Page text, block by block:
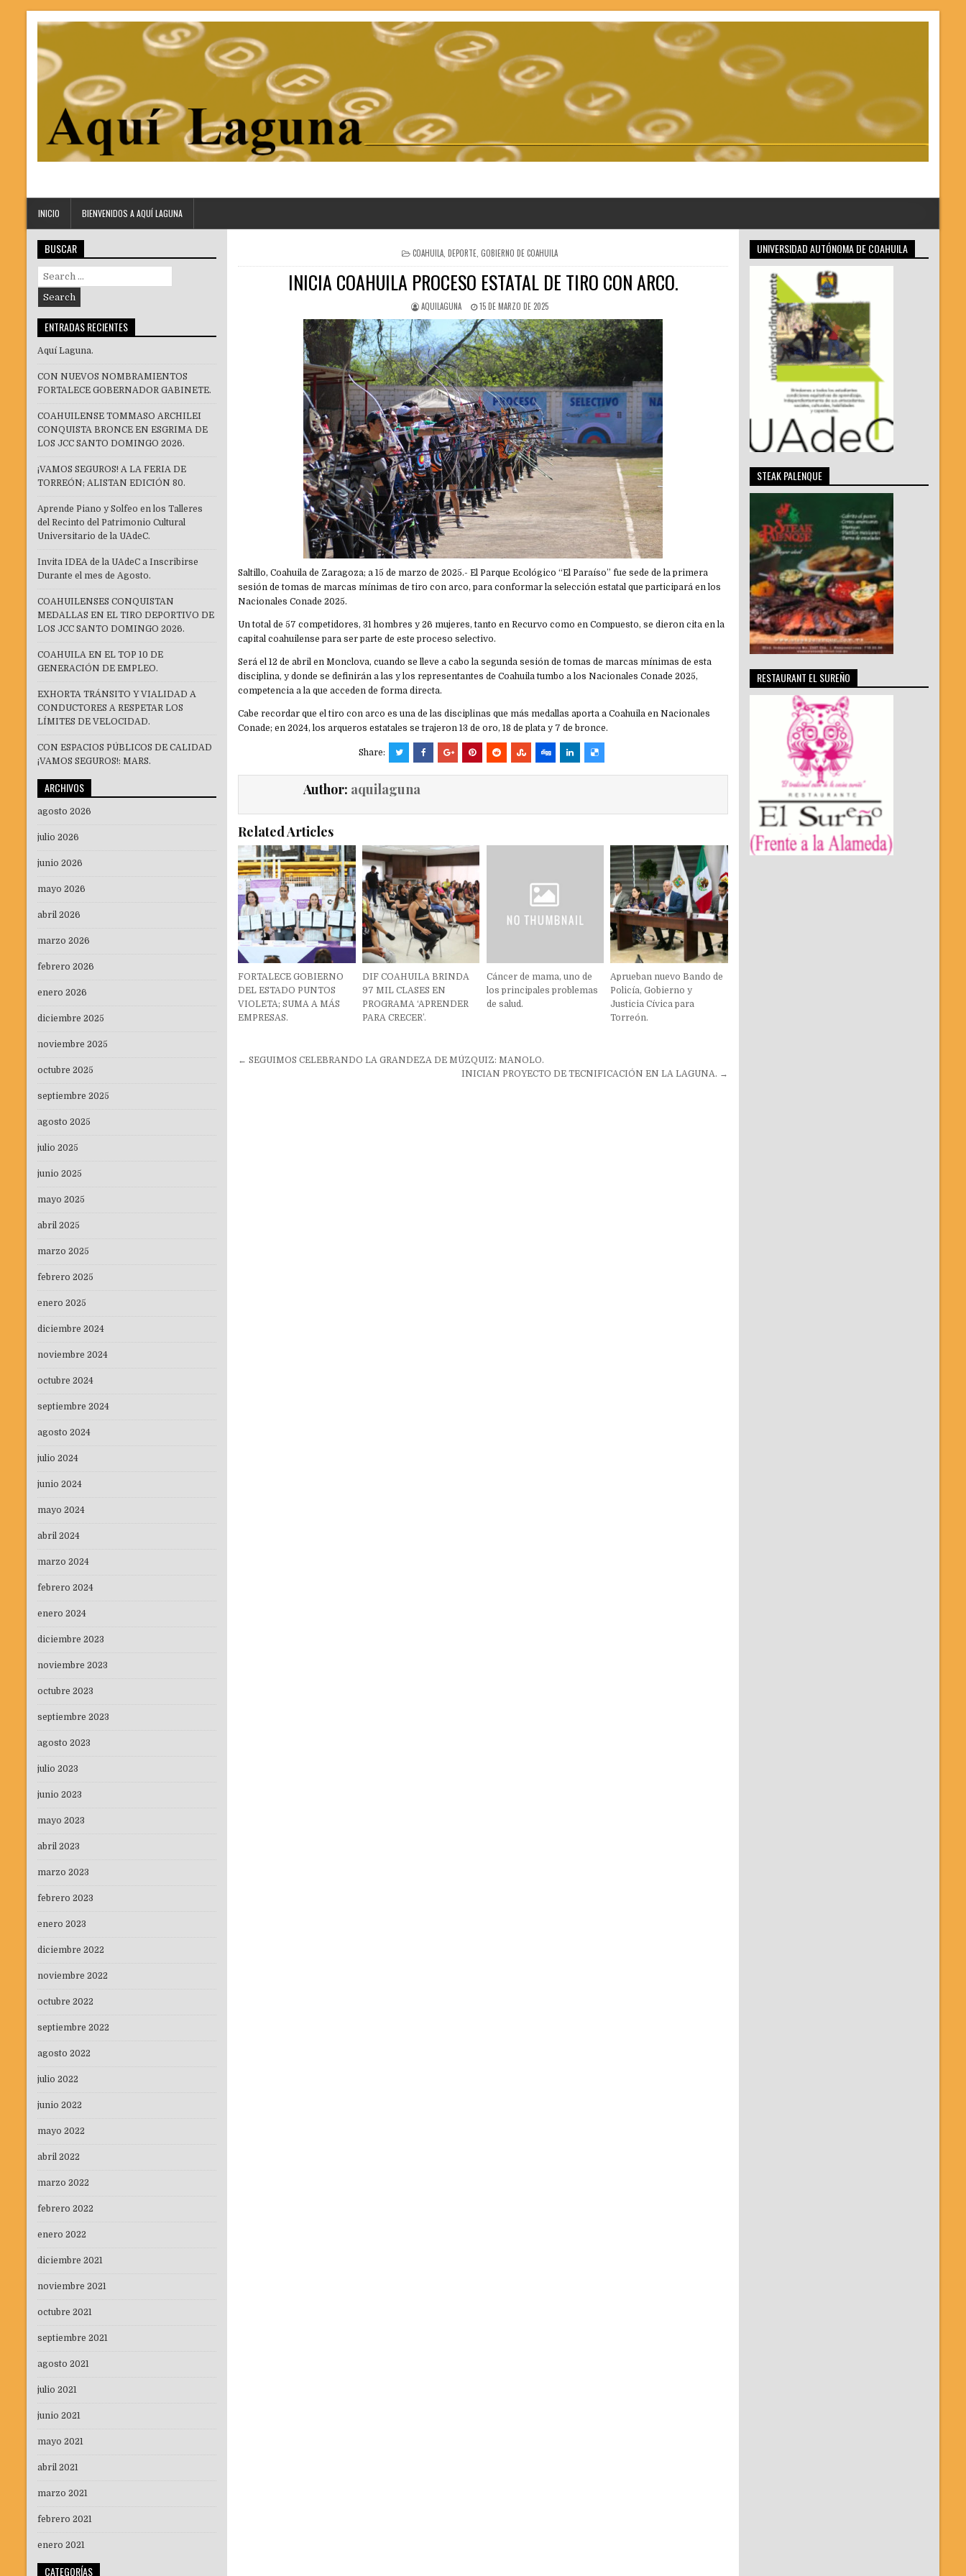
INICIO BIENVENIDOS A AQUÍ LAGUNA
POSTED
IN
COAHUILA, DEPORTE, GOBIERNO DE COAHUILA
INICIA COAHUILA PROCESO ESTATAL DE TIRO CON ARCO.
AQUILAGUNA 15 DE MARZO DE 2025
Saltillo, Coahuila de Zaragoza; a 15 de marzo de 2025.- El Parque Ecológico “El Paraíso” fue sede de la primera
sesión de tomas de marcas mínimas de tiro con arco, para conformar la selección estatal que participará en los
Nacionales Conade 2025.
Un total de 57 competidores, 31 hombres y 26 mujeres, tanto en Recurvo como en Compuesto, se dieron cita en la
capital coahuilense para ser parte de este proceso selectivo.
Será el 12 de abril en Monclova, cuando se lleve a cabo la segunda sesión de tomas de marcas mínimas de esta
disciplina, y donde se definirán a las y los representantes de Coahuila tumbo a los Nacionales Conade 2025,
competencia a la que acceden de forma directa.
Cabe recordar que el tiro con arco es una de las disciplinas que más medallas aporta a Coahuila en Nacionales
Conade; en 2024, los arqueros estatales se trajeron 13 de oro, 18 de plata y 7 de bronce.
Share:
Author: aquilaguna
Related Articles
FORTALECE GOBIERNO
DEL ESTADO PUNTOS
VIOLETA; SUMA A MÁS
EMPRESAS.
DIF COAHUILA BRINDA
97 MIL CLASES EN
PROGRAMA ‘APRENDER
PARA CRECER’.
Cáncer de mama, uno de
los principales problemas
de salud.
Aprueban nuevo Bando de
Policía, Gobierno y
Justicia Cívica para
Torreón.
Navegación
← SEGUIMOS CELEBRANDO LA GRANDEZA DE MÚZQUIZ: MANOLO.
INICIAN PROYECTO DE TECNIFICACIÓN EN LA LAGUNA. →
BUSCAR
Search
for:
ENTRADAS RECIENTES
Aquí Laguna.
CON NUEVOS NOMBRAMIENTOS
FORTALECE GOBERNADOR GABINETE.
COAHUILENSE TOMMASO ARCHILEI
CONQUISTA BRONCE EN ESGRIMA DE
LOS JCC SANTO DOMINGO 2026.
¡VAMOS SEGUROS! A LA FERIA DE
TORREÓN; ALISTAN EDICIÓN 80.
Aprende Piano y Solfeo en los Talleres
del Recinto del Patrimonio Cultural
Universitario de la UAdeC.
Invita IDEA de la UAdeC a Inscribirse
Durante el mes de Agosto.
COAHUILENSES CONQUISTAN
MEDALLAS EN EL TIRO DEPORTIVO DE
LOS JCC SANTO DOMINGO 2026.
COAHUILA EN EL TOP 10 DE
GENERACIÓN DE EMPLEO.
EXHORTA TRÁNSITO Y VIALIDAD A
CONDUCTORES A RESPETAR LOS
LÍMITES DE VELOCIDAD.
CON ESPACIOS PÚBLICOS DE CALIDAD
¡VAMOS SEGUROS!: MARS.
ARCHIVOS
agosto 2026
julio 2026
junio 2026
mayo 2026
abril 2026
marzo 2026
febrero 2026
enero 2026
diciembre 2025
noviembre 2025
octubre 2025
septiembre 2025
agosto 2025
julio 2025
junio 2025
mayo 2025
abril 2025
marzo 2025
febrero 2025
enero 2025
diciembre 2024
noviembre 2024
octubre 2024
septiembre 2024
agosto 2024
julio 2024
junio 2024
mayo 2024
abril 2024
marzo 2024
febrero 2024
enero 2024
diciembre 2023
noviembre 2023
octubre 2023
septiembre 2023
agosto 2023
julio 2023
junio 2023
mayo 2023
abril 2023
marzo 2023
febrero 2023
enero 2023
diciembre 2022
noviembre 2022
octubre 2022
septiembre 2022
agosto 2022
julio 2022
junio 2022
mayo 2022
abril 2022
marzo 2022
febrero 2022
enero 2022
diciembre 2021
noviembre 2021
octubre 2021
septiembre 2021
agosto 2021
julio 2021
junio 2021
mayo 2021
abril 2021
marzo 2021
febrero 2021
enero 2021
CATEGORÍAS
UNIVERSIDAD AUTÓNOMA DE COAHUILA
STEAK PALENQUE
RESTAURANT EL SUREÑO